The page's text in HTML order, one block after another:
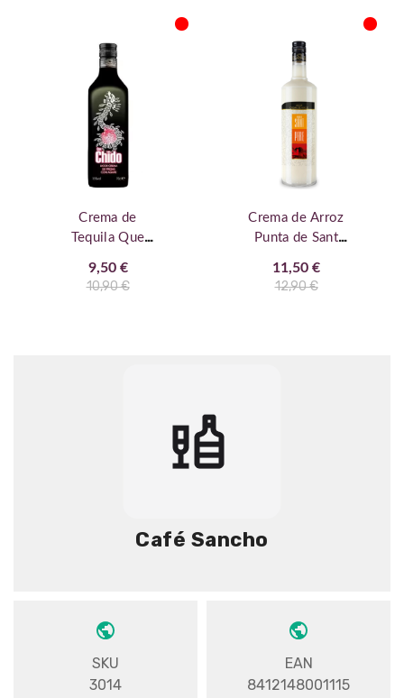
Crema de
Tequila Que
9,50 €
10,90 €
Crema de Arroz
Punta de Sant
11,50 €
12,90 €
Café Sancho
SKU
3014
EAN
8412148001115